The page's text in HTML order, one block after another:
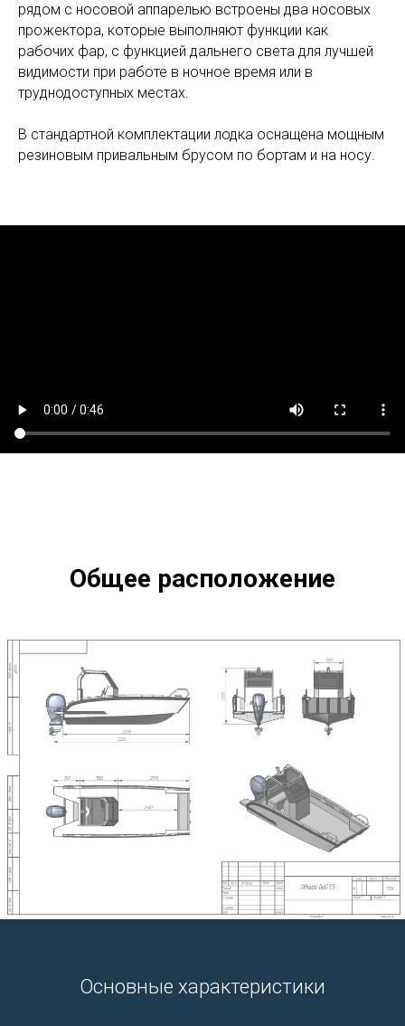
рядом с носовой аппарелью встроены два носовых
прожектора, которые выполняют функции как
рабочих фар, с функцией дальнего света для лучшей
видимости при работе в ночное время или в
труднодоступных местах.
В стандартной комплектации лодка оснащена мощным
резиновым привальным брусом по бортам и на носу.
Общее расположение
Основные характеристики